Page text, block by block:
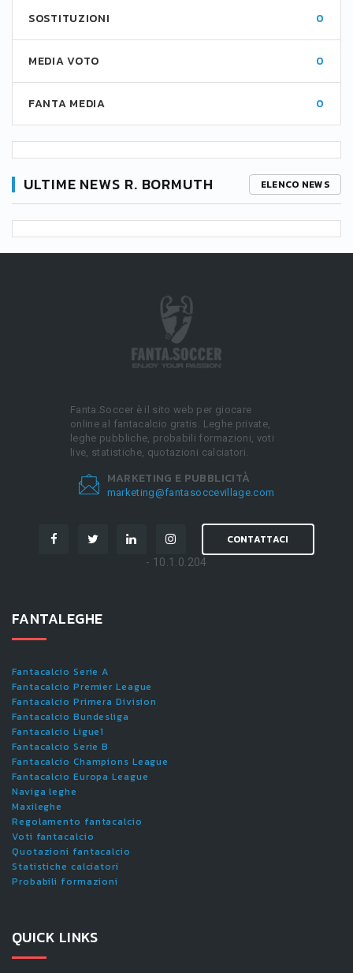
SOSTITUZIONI 0
MEDIA VOTO 0
FANTA MEDIA 0
ULTIME NEWS R. BORMUTH ELENCO NEWS
Fanta.Soccer è il sito web per giocare
online al fantacalcio gratis. Leghe private,
leghe pubbliche, probabili formazioni, voti
live, statistiche, quotazioni calciatori.
MARKETING E PUBBLICITÀ
marketing@fantasoccevillage.com
CONTATTACI
- 10.1.0.204
FANTALEGHE
Fantacalcio Serie A
Fantacalcio Premier League
Fantacalcio Primera Division
Fantacalcio Bundesliga
Fantacalcio Ligue1
Fantacalcio Serie B
Fantacalcio Champions League
Fantacalcio Europa League
Naviga leghe
Maxileghe
Regolamento fantacalcio
Voti fantacalcio
Quotazioni fantacalcio
Statistiche calciatori
Probabili formazioni
QUICK LINKS